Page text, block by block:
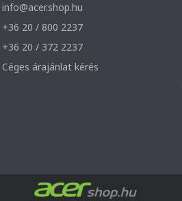
info@acer.shop.hu
+36 20 / 800 2237
+36 20 / 372 2237
Céges árajánlat kérés